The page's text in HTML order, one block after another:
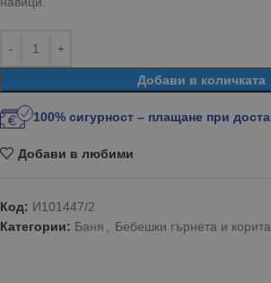
Добави в количката
100% сигурност – плащане при
Добави в любими
Код: И101447/2
Категории: Баня Бебешки гърнета и корита